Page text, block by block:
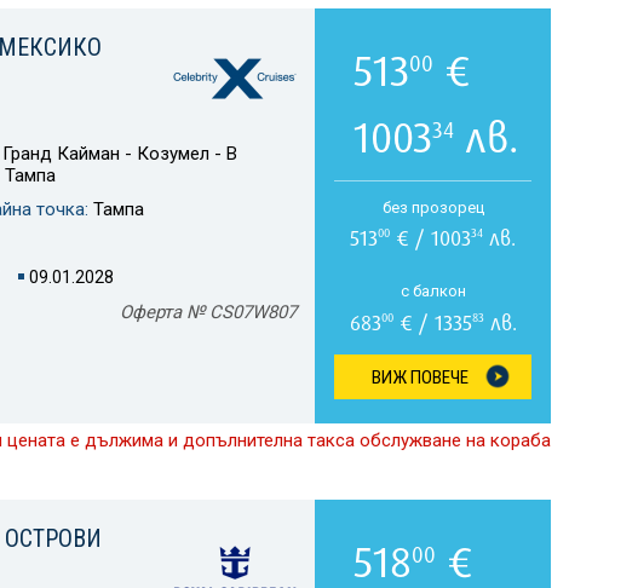
Кайман - Козумел - В
Тампа
точка: Тампа
09.01.2028
Оферта № CS07W807
51300 €
100334 лв.
без прозорец
51300 € / 100334 лв.
с балкон
68300€ / 133583лв.
ВИЖ ПОВЕЧЕ
е дължима и допълнителна такса обслужване на кораба
51800 €